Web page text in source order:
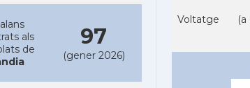
als
de
97
(gener 2026)
Voltatge